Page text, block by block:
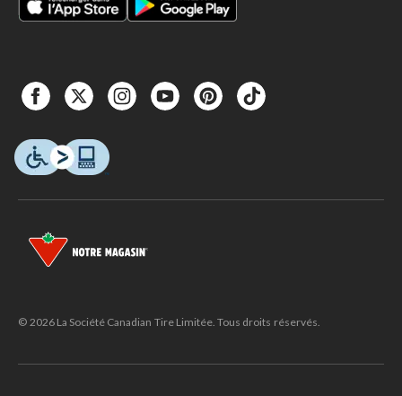
© 2026 La Société Canadian Tire Limitée. Tous droits réservés.